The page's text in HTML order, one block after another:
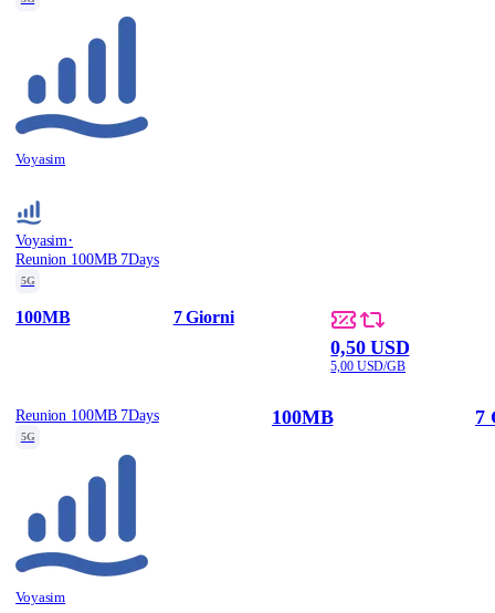
Voyasim
Voyasim·
Reunion 100MB 7Days
5G
100MB 7 Giorni
0,50 USD
5,00 USD/GB
Reunion 100MB 7Days
5G
Voyasim
100MB 7